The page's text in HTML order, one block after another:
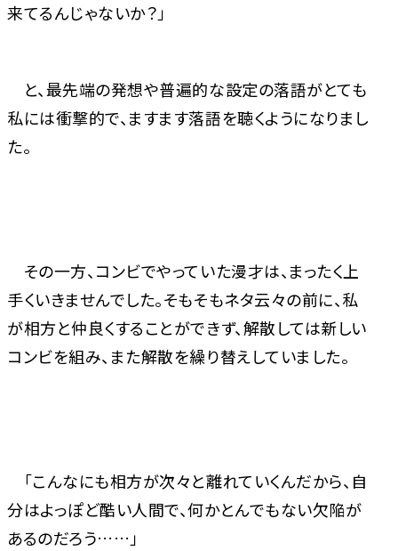
来てるんじゃないか？」
と、最先端の発想や普遍的な設定の落語がとても
私には衝撃的で、ますます落語を聴くようになりまし
た。
その一方、コンビでやっていた漫才は、まったく上
手くいきませんでした。そもそもネタ云々の前に、私
が相方と仲良くすることができず、解散しては新しい
コンビを組み、また解散を繰り替えしていました。
「こんなにも相方が次々と離れていくんだから、自
分はよっぽど酷い人間で、何かとんでもない欠陥が
あるのだろう……」